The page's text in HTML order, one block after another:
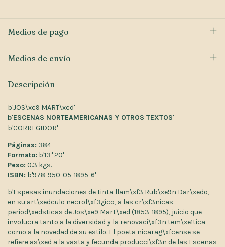
Medios de pago
Medios de envío
Descripción
b'JOS\xc9 MART\xcd'
b'ESCENAS NORTEAMERICANAS Y OTROS TEXTOS'
b'CORREGIDOR'
Páginas: 384
Formato: b'13*20'
Peso: 0.3 kgs.
ISBN: b'978-950-05-1895-6'
b'Espesas inundaciones de tinta llam\xf3 Rub\xe9n Dar\xedo,
en su art\xedculo necrol\xf3gico, a las cr\xf3nicas
period\xedsticas de Jos\xe9 Mart\xed (1853-1895), juicio que
involucra tanto a la diversidad y la renovaci\xf3n tem\xe1tica
como a la novedad de su estilo. El poeta nicarag\xfcense se
refiere as\xed a la vasta y fecunda producci\xf3n de las Escenas